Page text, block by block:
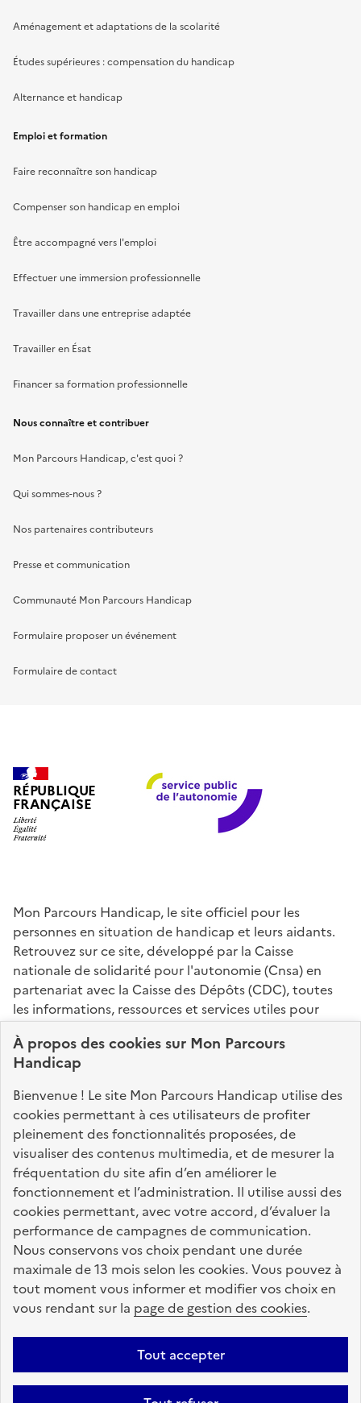
À propos descookiessur Mon Parcours
Handicap
Bienvenue ! Le site Mon Parcours Handicap utilise des
cookies permettant à ces utilisateurs de profiter
pleinement des fonctionnalités proposées, de
visualiser des contenus multimedia, et de mesurer la
fréquentation du site afin d’en améliorer le
fonctionnement et l’administration. Il utilise aussi des
cookies permettant, avec votre accord, d’évaluer la
performance de campagnes de communication.
Nous conservons vos choix pendant une durée
maximale de 13 mois selon les cookies. Vous pouvez à
tout moment vous informer et modifier vos choix en
vous rendant sur la page de gestion des cookies.
Tout accepter
Aménagement et adaptations de la scolarité
Études supérieures : compensation du handicap
Alternance et handicap
Emploi et formation
Faire reconnaître son handicap
Compenser son handicap en emploi
Être accompagné vers l'emploi
Effectuer une immersion professionnelle
Travailler dans une entreprise adaptée
Travailler en Ésat
Financer sa formation professionnelle
Nous connaître et contribuer
Mon Parcours Handicap, c'est quoi ?
Qui sommes-nous ?
Nos partenaires contributeurs
Presse et communication
Communauté Mon Parcours Handicap
Formulaire proposer un événement
Formulaire de contact
RÉPUBLIQUE
FRANÇAISE
Mon Parcours Handicap, le site officiel pour les
personnes en situation de handicap et leurs aidants.
Retrouvez sur ce site, développé par la Caisse
nationale de solidarité pour l'autonomie (Cnsa) en
partenariat avec la Caisse des Dépôts (CDC), toutes
les informations, ressources et services utiles pour
connaître vos droits, effectuer vos démarches,
identifier vos interlocuteurs.
Nos sites partenaires
info.gouv.fr service-public.fr legifrance.gouv.fr
data.gouv.fr
Nos partenaires
La Caisse des Dépôts
accompagne les parcours
de vie
Plan du site Accessibilité : totalement conforme Mentions légales
Données personnelles CGU Politique des cookies